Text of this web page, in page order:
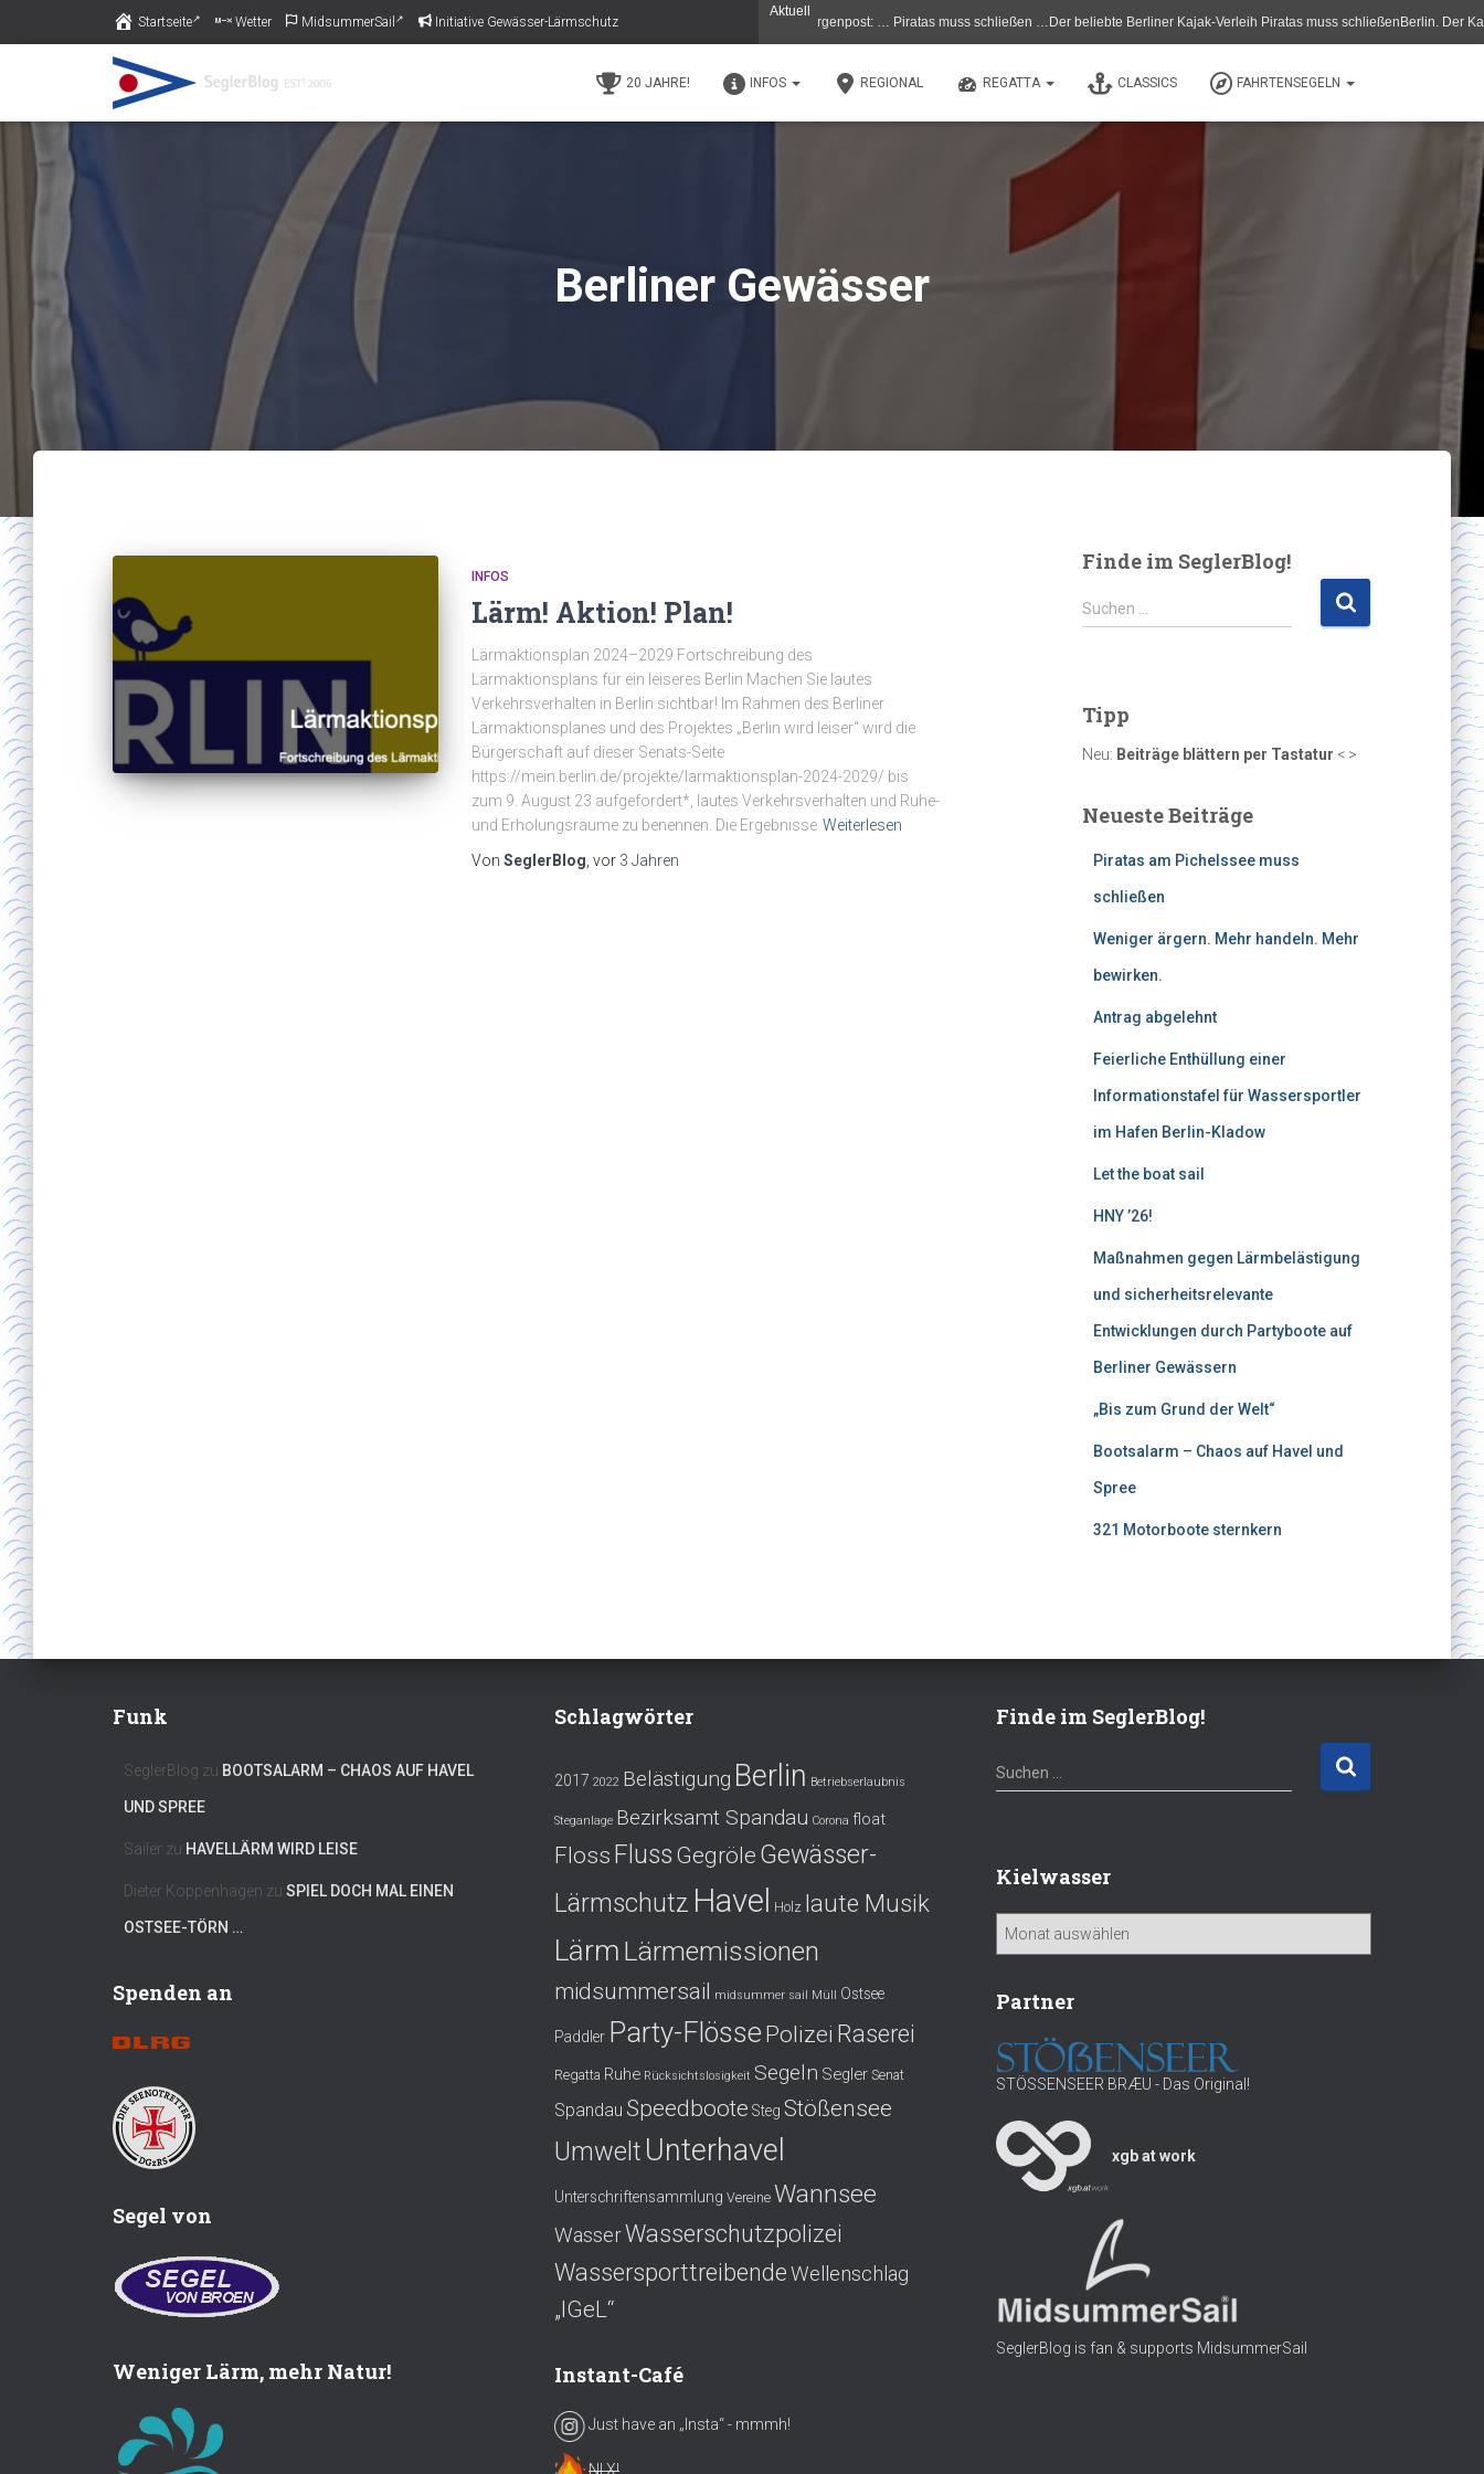
Aktuell
Piratas am Pichelssee muss schließen - Gestern 11.5.26 in der (C) Berliner Morgenpost: … Piratas muss schließen …Der beliebte Berliner Kajak-Verleih Piratas muss schließenBerlin. Der Kanu-
Startseite Wetter MidsummerSail Initiative Gewässer-Lärmschutz
20 JAHRE! INFOS REGIONAL REGATTA CLASSICS FAHRTENSEGELN
Berliner Gewässer
INFOS
Lärm! Aktion! Plan!
Lärmaktionsplan 2024–2029 Fortschreibung des
Lärmaktionsplans für ein leiseres Berlin Machen Sie lautes
Verkehrsverhalten in Berlin sichtbar! Im Rahmen des Berliner
Lärmaktionsplanes und des Projektes „Berlin wird leiser“ wird die
Bürgerschaft auf dieser Senats-Seite
https://mein.berlin.de/projekte/larmaktionsplan-2024-2029/ bis
zum 9. August 23 aufgefordert*, lautes Verkehrsverhalten und Ruhe-
und Erholungsräume zu benennen. Die Ergebnisse Weiterlesen
Von SeglerBlog , vor 3 Jahren
Finde im SeglerBlog!
S
u
n
n
h
Suchen …
Tipp
Neu: Beiträge blättern per Tastatur < >
Neueste Beiträge
Piratas am Pichelssee muss
schließen
Weniger ärgern. Mehr handeln. Mehr
bewirken.
Antrag abgelehnt
Feierliche Enthüllung einer
Informationstafel für Wassersportler
im Hafen Berlin-Kladow
Let the boat sail
HNY ’26!
Maßnahmen gegen Lärmbelästigung
und sicherheitsrelevante
Entwicklungen durch Partyboote auf
Berliner Gewässern
„Bis zum Grund der Welt“
Bootsalarm – Chaos auf Havel und
Spree
321 Motorboote sternkern
Funk
SeglerBlog zu BOOTSALARM – CHAOS AUF HAVEL
UND SPREE
Sailer zu HAVELLÄRM WIRD LEISE
Dieter Koppenhagen zu SPIEL DOCH MAL EINEN
OSTSEE-TÖRN …
Spenden an
Segel von
Weniger Lärm, mehr Natur!
Schlagwörter
2017 2022 Belästigung Berlin Betriebserlaubnis
Steganlage Bezirksamt Spandau Corona float
Floss Fluss Gegröle Gewässer-
Lärmschutz Havel Holz laute Musik
Lärm Lärmemissionen
midsummersail midsummer sail Müll Ostsee
Paddler Party-FlössePolizei Raserei
Regatta Ruhe Rücksichtslosigkeit Segeln Segler Senat
Spandau Speedboote Steg Stößensee
Umwelt Unterhavel
Unterschriftensammlung Vereine Wannsee
WasserWasserschutzpolizei
WassersporttreibendeWellenschlag
„IGeL“
Instant-Café
Just have an „Insta“ - mmmh!
Finde im SeglerBlog!
S
u
n
n
c
:
Suchen …
Kielwasser
i
l
a
s
s
r
Partner
STÖSSENSEER BRÆU - Das Original!
xgb at work
SeglerBlog is fan & supports MidsummerSail